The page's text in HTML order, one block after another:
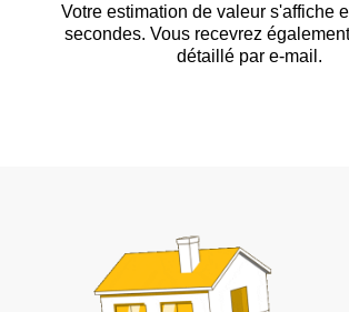
Votre estimation de valeur s'affiche
secondes. Vous recevrez
détaillé par e-mail.